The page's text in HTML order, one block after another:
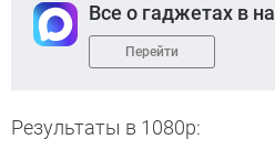
Все о гаджетах в
Перейти
Результаты в 1080p: